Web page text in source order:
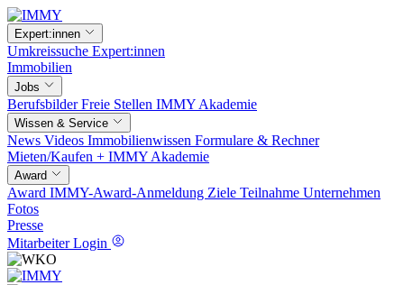
Expert:innen
Umkreissuche Expert:innen
Immobilien
Jobs
BerufsbilderFreie Stellen IMMY Akademie
Wissen & Service
News Videos Immobilienwissen Formulare & Rechner
Mieten/Kaufen + IMMY Akademie
Award
Award IMMY-Award-Anmeldung Ziele Teilnahme Unternehmen
Fotos
Presse
Mitarbeiter Login